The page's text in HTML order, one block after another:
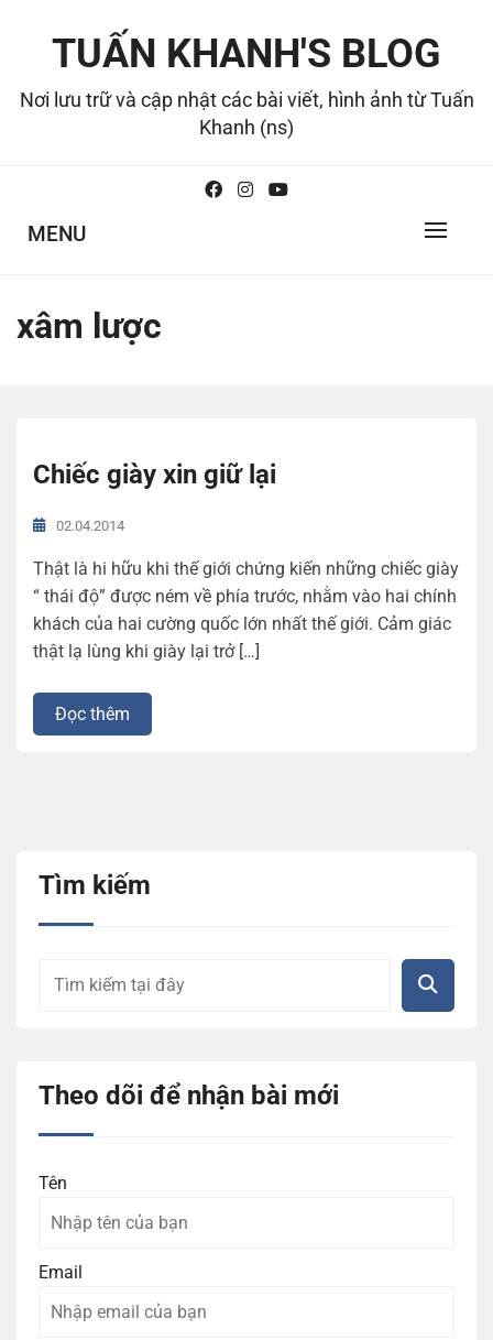
TUẤN KHANH'S BLOG
Nơi lưu trữ và cập nhật các bài viết, hình ảnh từ Tuấn
Khanh (ns)
MENU
xâm lược
Chiếc giày xin giữ lại
02.04.2014
Thật là hi hữu khi thế giới chứng kiến những chiếc giày
“ thái độ” được ném về phía trước, nhằm vào hai chính
khách của hai cường quốc lớn nhất thế giới. Cảm giác
thật lạ lùng khi giày lại trở […]
Đọc thêm
Tìm kiếm
Theo dõi để nhận bài mới
Tên
Email